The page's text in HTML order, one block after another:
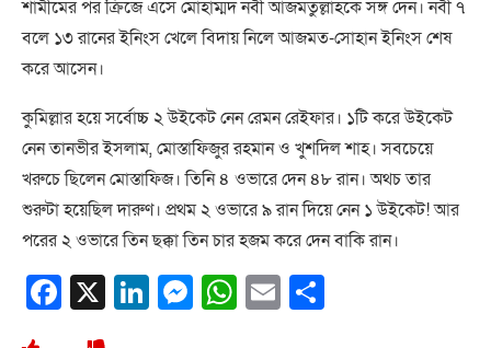
শামীমের পর ক্রিজে এসে মোহাম্মদ নবী আজমতুল্লাহকে সঙ্গ দেন। নবী ৭
বলে ১৩ রানের ইনিংস খেলে বিদায় নিলে আজমত-সোহান ইনিংস শেষ
করে আসেন।
কুমিল্লার হয়ে সর্বোচ্চ ২ উইকেট নেন রেমন রেইফার। ১টি করে উইকেট
নেন তানভীর ইসলাম, মোস্তাফিজুর রহমান ও খুশদিল শাহ। সবচেয়ে
খরুচে ছিলেন মোস্তাফিজ। তিনি ৪ ওভারে দেন ৪৮ রান। অথচ তার
শুরুটা হয়েছিল দারুণ। প্রথম ২ ওভারে ৯ রান দিয়ে নেন ১ উইকেট! আর
পরের ২ ওভারে তিন ছক্কা তিন চার হজম করে দেন বাকি রান।
Facebook
X LinkedIn
Messenger
WhatsApp
Email